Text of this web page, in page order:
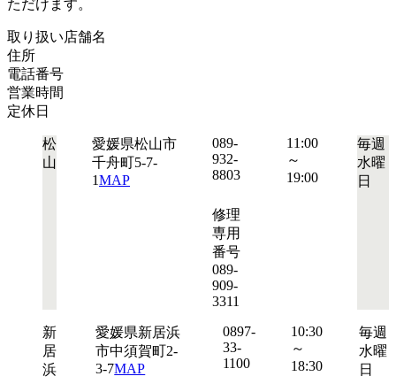
ただけます。
取り扱い店舗名
住所
電話番号
営業時間
定休日
松
山
愛媛県松山市
千舟町5-7-
1MAP
089-
932-
8803
修理
専用
番号
089-
909-
3311
11:00
～
19:00
毎週
水曜
日
新
居
浜
愛媛県新居浜
市中須賀町2-
3-7MAP
0897-
33-
1100
10:30
～
18:30
毎週
水曜
日